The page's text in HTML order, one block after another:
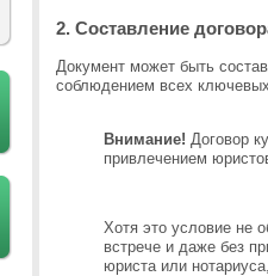
2. Составление
Документ может быть
соблюдением всех
Внимание! Договор
привлечением
Хотя это условие не
встрече и даже без
юриста или